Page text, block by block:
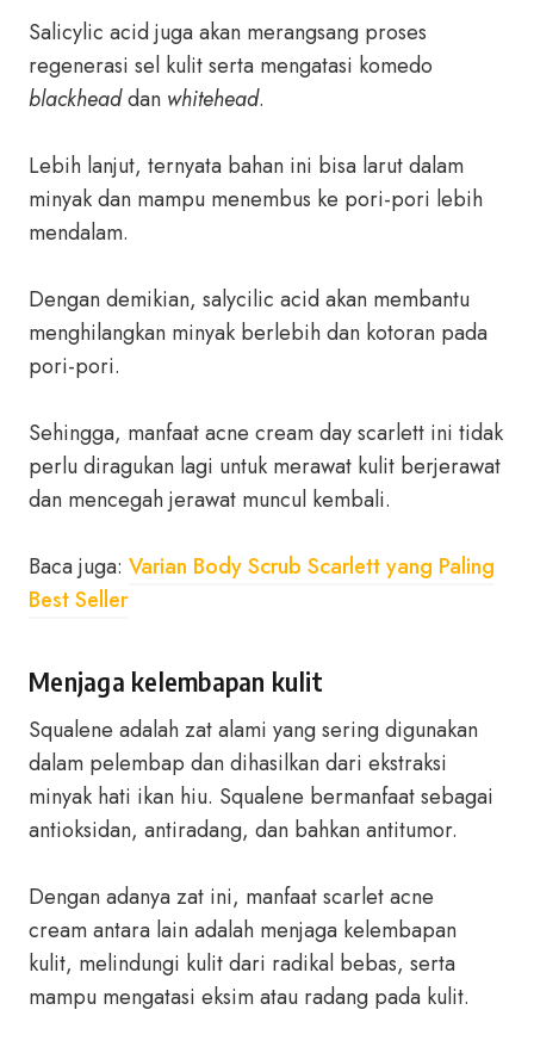
Salicylic acid juga akan merangsang proses
regenerasi sel kulit serta mengatasi komedo
blackheaddan whitehead.
Lebih lanjut, ternyata bahan ini bisa larut dalam
minyak dan mampu menembus ke pori-pori lebih
mendalam.
Dengan demikian, salycilic acid akan membantu
menghilangkan minyak berlebih dan kotoran pada
pori-pori.
Sehingga, manfaat acne cream day scarlett ini tidak
perlu diragukan lagi untuk merawat kulit berjerawat
dan mencegah jerawat muncul kembali.
Baca juga: Varian Body Scrub Scarlett yang Paling
Best Seller
Menjaga kelembapan kulit
Squalene adalah zat alami yang sering digunakan
dalam pelembap dan dihasilkan dari ekstraksi
minyak hati ikan hiu. Squalene bermanfaat sebagai
antioksidan, antiradang, dan bahkan antitumor.
Dengan adanya zat ini, manfaat scarlet acne
cream antara lain adalah menjaga kelembapan
kulit, melindungi kulit dari radikal bebas, serta
mampu mengatasi eksim atau radang pada kulit.